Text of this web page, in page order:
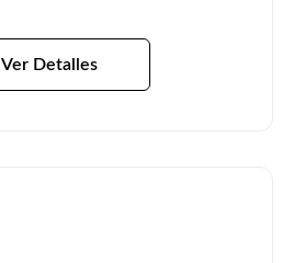
Ver Detalles